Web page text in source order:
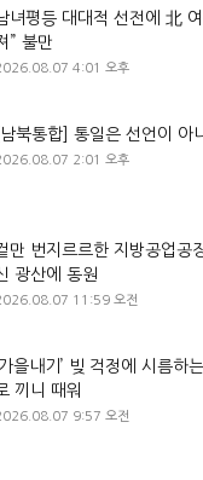
녀평등 대대적 선전에 北
” 불만
4:01 오후
[남북통합] 통일은 선언이 아
2:01 오후
만 번지르르한 지방공업공
광산에 동원
11:59 오전
가을내기’ 빚 걱정에 시름하
끼니 때워
9:57 오전